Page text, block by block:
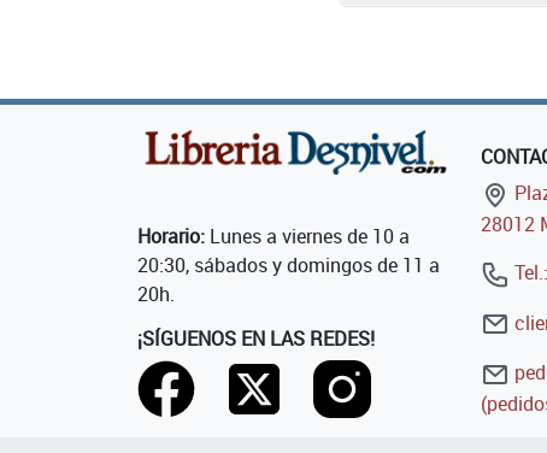
Horario: Lunes a viernes de 10 a
20:30, sábados y domingos de 11 a
20h.
¡SÍGUENOS EN LAS REDES!
28012